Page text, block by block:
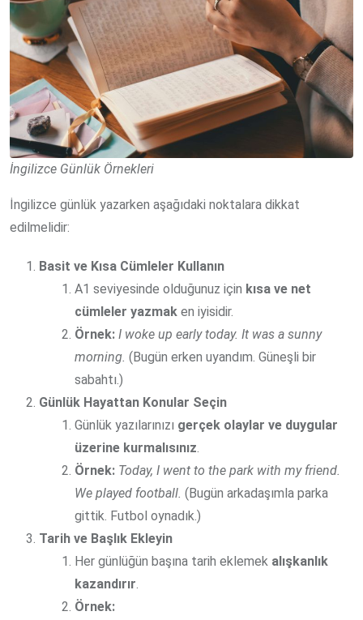
İngilizce Günlük Örnekleri
İngilizce günlük yazarken aşağıdaki noktalara dikkat
edilmelidir:
Basit ve Kısa Cümleler Kullanın
A1 seviyesinde olduğunuz için kısa ve net
cümleler yazmak en iyisidir.
Örnek: I woke up early today. It was a sunny
morning. (Bugün erken uyandım. Güneşli bir
sabahtı.)
Günlük Hayattan Konular Seçin
Günlük yazılarınızı gerçek olaylar ve duygular
üzerine kurmalısınız.
Örnek: Today, I went to the park with my friend.
We played football. (Bugün arkadaşımla parka
gittik. Futbol oynadık.)
Tarih ve Başlık Ekleyin
Her günlüğün başına tarih eklemek alışkanlık
kazandırır.
Örnek: